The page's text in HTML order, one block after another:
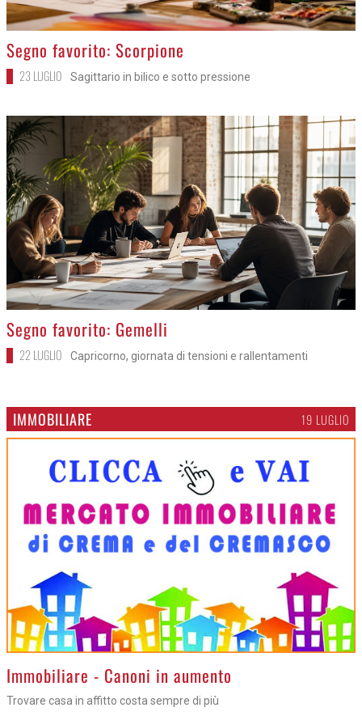
>
Segno favorito: Scorpione
23 LUGLIO Sagittario in bilico e sotto pressione
>
Segno favorito: Gemelli
22 LUGLIO Capricorno, giornata di tensioni e rallentamenti
IMMOBILIARE 19 LUGLIO
>Immobiliare - Canoni in aumento
Trovare casa in affitto costa sempre di più